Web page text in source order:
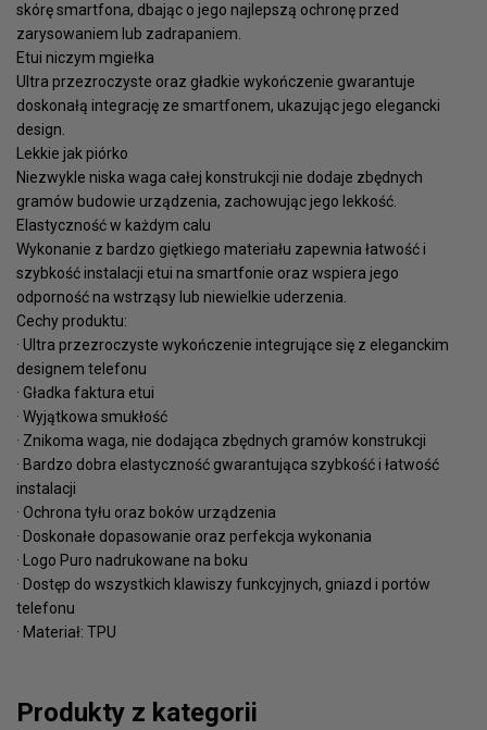
skórę smartfona, dbając o jego najlepszą ochronę przed
zarysowaniem lub zadrapaniem.
Etui niczym mgiełka
Ultra przezroczyste oraz gładkie wykończenie gwarantuje
doskonałą integrację ze smartfonem, ukazując jego elegancki
design.
Lekkie jak piórko
Niezwykle niska waga całej konstrukcji nie dodaje zbędnych
gramów budowie urządzenia, zachowując jego lekkość.
Elastyczność w każdym calu
Wykonanie z bardzo giętkiego materiału zapewnia łatwość i
szybkość instalacji etui na smartfonie oraz wspiera jego
odporność na wstrząsy lub niewielkie uderzenia.
Cechy produktu:
· Ultra przezroczyste wykończenie integrujące się z eleganckim
designem telefonu
· Gładka faktura etui
· Wyjątkowa smukłość
· Znikoma waga, nie dodająca zbędnych gramów konstrukcji
· Bardzo dobra elastyczność gwarantująca szybkość i łatwość
instalacji
· Ochrona tyłu oraz boków urządzenia
· Doskonałe dopasowanie oraz perfekcja wykonania
· Logo Puro nadrukowane na boku
· Dostęp do wszystkich klawiszy funkcyjnych, gniazd i portów
telefonu
· Materiał: TPU
Produkty z kategorii